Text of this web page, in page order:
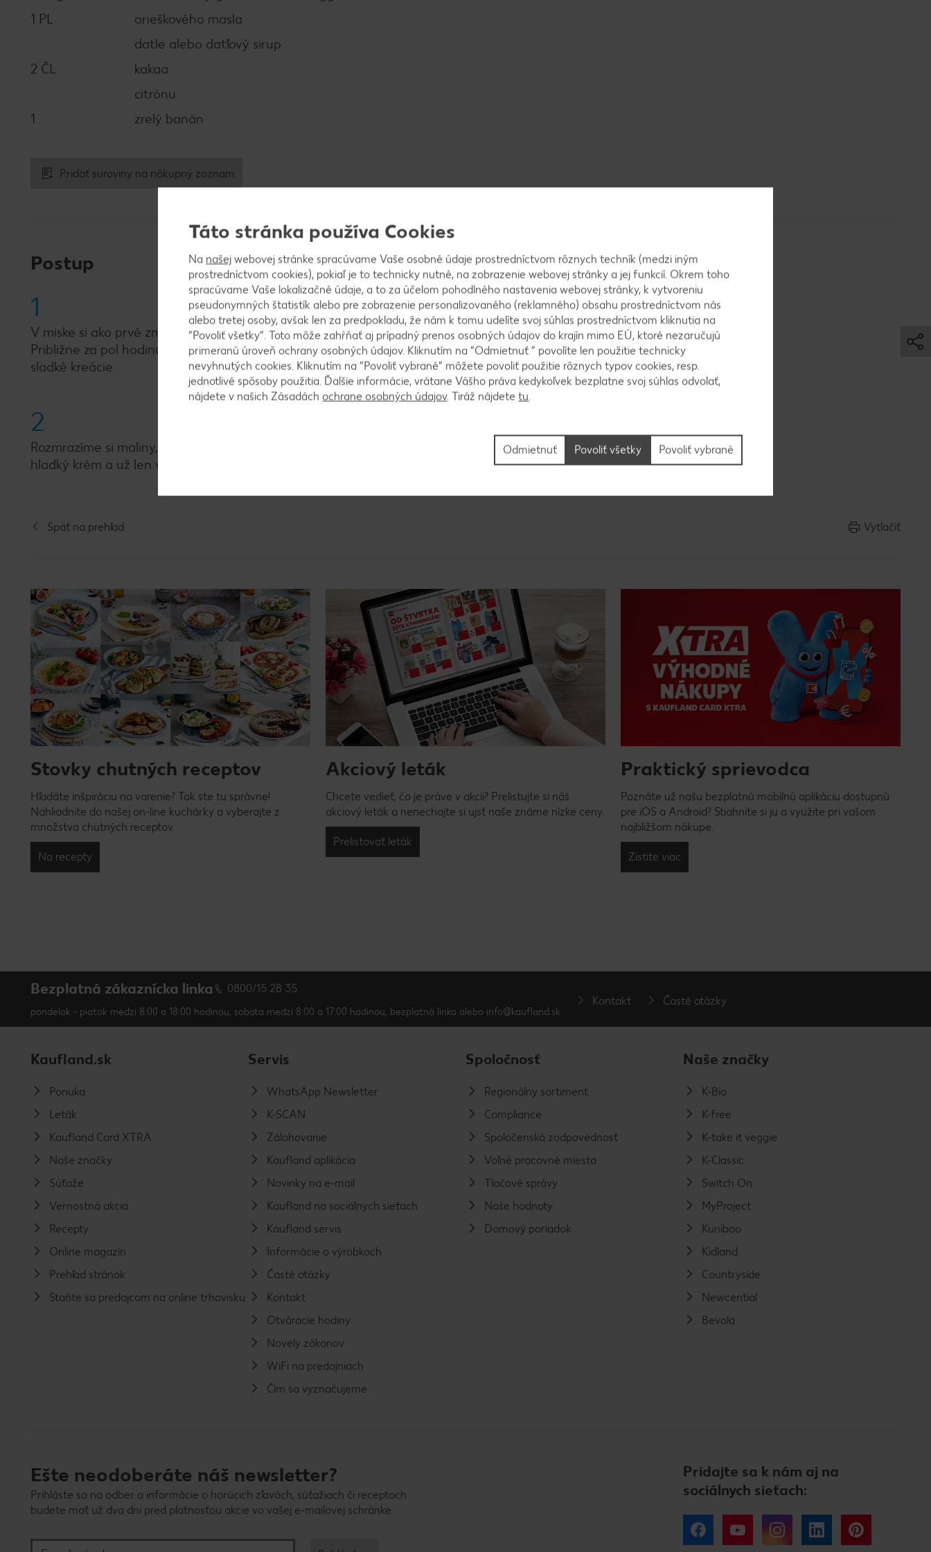
1 PL
orieškového masla
datle alebo datľový sirup
2 ČL
kakaa
citrónu
1
zrelý banán
Pridať suroviny na nákupný zoznam
Postup
1
V miske si ako prvé zmiešame chia semienka s kokosovo ryžovým nápojom a celé to poriadne premiešame.
Približne za pol hodinu, ideálne však cez noc nám vznikne hustý chia puding, ktorý je ideálny na raňajkové
sladké kreácie.
2
Rozmrazíme si maliny, ktoré len jemne dosladíme. Tyčovým mixérom si rozmixujeme všetky ingrediencie na
hladký krém a už len vrstvíme v miskách a zdobíme ovocím, orieškami či granolou.
Späť na prehľad Vytlačiť
Stovky chutných receptov
Hľadáte inšpiráciu na varenie? Tak ste tu správne!
Nahliadnite do našej on-line kuchárky a vyberajte z
množstva chutných receptov.
Na recepty
Akciový leták
Chcete vedieť, čo je práve v akcii? Prelistujte si náš
akciový leták a nenechajte si ujsť naše známe nízke ceny.
Prelistovať leták
Praktický sprievodca
Poznáte už našu bezplatnú mobilnú aplikáciu dostupnú
pre iOS a Android? Stiahnite si ju a využite pri vašom
najbližšom nákupe.
Zistite viac
Bezplatná zákaznícka linka 0800/15 28 35
pondelok - piatok medzi 8:00 a 18:00 hodinou, sobota medzi 8:00 a 17:00 hodinou, bezplatná linka alebo info@kaufland.sk
Kontakt Časté otázky
Kaufland.sk
Ponuka
Leták
Kaufland Card XTRA
Naše značky
Súťaže
Vernostná akcia
Recepty
Online magazín
Prehľad stránok
Staňte sa predajcom na online trhovisku
Servis
WhatsApp Newsletter
K-SCAN
Zálohovanie
Kaufland aplikácia
Novinky na e-mail
Kaufland na sociálnych sieťach
Kaufland servis
Informácie o výrobkoch
Časté otázky
Kontakt
Otváracie hodiny
Novely zákonov
WiFi na predajniach
Čím sa vyznačujeme
Spoločnosť
Regionálny sortiment
Compliance
Spoločenská zodpovednosť
Voľné pracovné miesta
Tlačové správy
Naše hodnoty
Domový poriadok
Naše značky
K-Bio
K-free
K-take it veggie
K-Classic
Switch On
MyProject
Kuniboo
Kidland
Countryside
Newcential
Bevola
Ešte neodoberáte náš newsletter?
Prihláste sa na odber a informácie o horúcich zľavách, súťažiach či receptoch
budete mať už dva dni pred platnosťou akcie vo vašej e-mailovej schránke.
Pridajte sa k nám aj na
sociálnych sieťach:
Facebook YouTube Instagram LinkedIn
Táto stránka používa Cookies
Na našej webovej stránke spracúvame Vaše osobné údaje prostredníctvom rôznych techník (medzi iným
prostredníctvom cookies), pokiaľ je to technicky nutné, na zobrazenie webovej stránky a jej funkcií. Okrem toho
spracúvame Vaše lokalizačné údaje, a to za účelom pohodlného nastavenia webovej stránky, k vytvoreniu
pseudonymných štatistík alebo pre zobrazenie personalizovaného (reklamného) obsahu prostredníctvom nás
alebo tretej osoby, avšak len za predpokladu, že nám k tomu udelíte svoj súhlas prostredníctvom kliknutia na
“Povoliť všetky”. Toto môže zahŕňať aj prípadný prenos osobných údajov do krajín mimo EÚ, ktoré nezaručujú
primeranú úroveň ochrany osobných údajov. Kliknutím na “Odmietnuť ” povolíte len použitie technicky
nevyhnutých cookies. Kliknutím na “Povoliť vybrané” môžete povoliť použitie rôznych typov cookies, resp.
jednotlivé spôsoby použitia. Ďalšie informácie, vrátane Vášho práva kedykoľvek bezplatne svoj súhlas odvolať,
nájdete v našich Zásadách ochrane osobných údajov. Tiráž nájdetetu.
Povoliť vybrané
Odmietnuť Povoliť všetky